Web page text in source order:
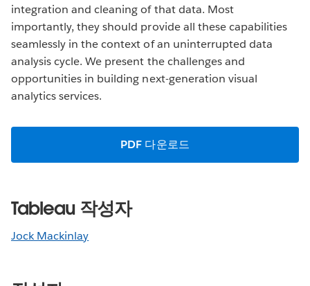
integration and cleaning of that data. Most
importantly, they should provide all these capabilities
seamlessly in the context of an uninterrupted data
analysis cycle. We present the challenges and
opportunities in building next-generation visual
analytics services.
PDF 다운로드
Tableau 작성자
Jock Mackinlay